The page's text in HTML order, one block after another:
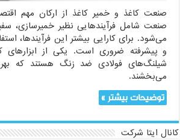
صنعت کاغذ و خمیر کاغذ از ارکان مهم
صنعت شامل فرآیندهایی نظیر خمیرسازی،
می‌شود. برای کارایی بیشتر این فرآیندها،
و پیشرفته ضروری است. یکی از ابزارهای
شیلنگ‌های فولادی ضد زنگ هستند که
می‌بخشند.
توضیحات بیشتر »
کانال ایتا شرکت